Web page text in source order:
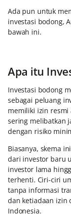
Ada pun untuk
investasi bodong,
bawah ini.
Apa itu
Investasi bodong
sebagai peluang
memiliki izin resmi
sering melibatkan
dengan risiko
Biasanya, skema
dari investor baru
investor lama
terhenti. Ciri-ciri
tanpa informasi
dan ketiadaan izin
Indonesia.